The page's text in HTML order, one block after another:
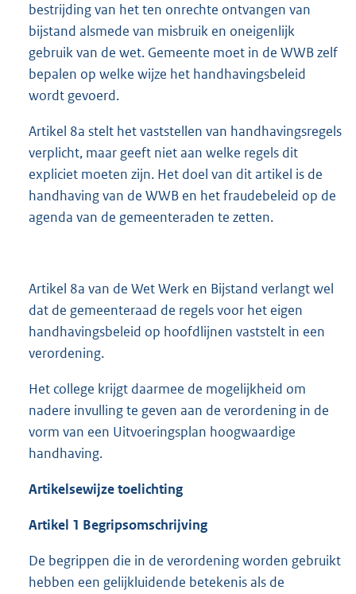
bestrijding van het ten onrechte ontvangen van
bijstand alsmede van misbruik en oneigenlijk
gebruik van de wet. Gemeente moet in de WWB zelf
bepalen op welke wijze het handhavingsbeleid
wordt gevoerd.
Artikel 8a stelt het vaststellen van handhavingsregels
verplicht, maar geeft niet aan welke regels dit
expliciet moeten zijn. Het doel van dit artikel is de
handhaving van de WWB en het fraudebeleid op de
agenda van de gemeenteraden te zetten.
Artikel 8a van de Wet Werk en Bijstand verlangt wel
dat de gemeenteraad de regels voor het eigen
handhavingsbeleid op hoofdlijnen vaststelt in een
verordening.
Het college krijgt daarmee de mogelijkheid om
nadere invulling te geven aan de verordening in de
vorm van een Uitvoeringsplan hoogwaardige
handhaving.
Artikelsewijze toelichting
Artikel 1 Begripsomschrijving
De begrippen die in de verordening worden gebruikt
hebben een gelijkluidende betekenis als de